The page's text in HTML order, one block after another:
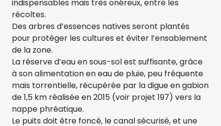
indispensables mais très onéreux, entre les
récoltes.
Des arbres d’essences natives seront plantés
pour protéger les cultures et éviter l’ensablement
de la zone.
La réserve d’eau en sous-sol est suffisante, grâce
à son alimentation en eau de pluie, peu fréquente
mais torrentielle, récupérée par la digue en gabion
de 1,5 km réalisée en 2015 (voir projet 197) vers la
nappe phréatique.
Le puits doit être foncé, le canal sécurisé, et une